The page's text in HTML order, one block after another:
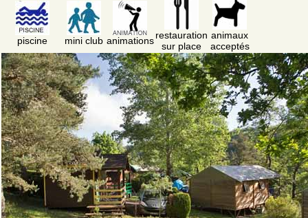
piscine mini club animations restauration
sur place
animaux
acceptés